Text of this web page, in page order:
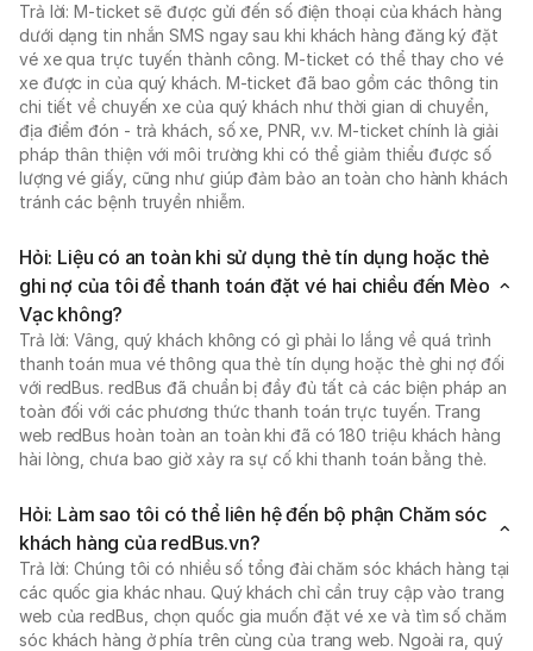
Trả lời: M-ticket sẽ được gửi đến số điện thoại của khách hàng
dưới dạng tin nhắn SMS ngay sau khi khách hàng đăng ký đặt
vé xe qua trực tuyến thành công. M-ticket có thể thay cho vé
xe được in của quý khách. M-ticket đã bao gồm các thông tin
chi tiết về chuyến xe của quý khách như thời gian di chuyển,
địa điểm đón - trả khách, số xe, PNR, v.v. M-ticket chính là giải
pháp thân thiện với môi trường khi có thể giảm thiểu được số
lượng vé giấy, cũng như giúp đảm bảo an toàn cho hành khách
tránh các bệnh truyền nhiễm.
Hỏi: Liệu có an toàn khi sử dụng thẻ tín dụng hoặc thẻ
ghi nợ của tôi để thanh toán đặt vé hai chiều đến Mèo
Vạc không?
Trả lời: Vâng, quý khách không có gì phải lo lắng về quá trình
thanh toán mua vé thông qua thẻ tín dụng hoặc thẻ ghi nợ đối
với redBus. redBus đã chuẩn bị đầy đủ tất cả các biện pháp an
toàn đối với các phương thức thanh toán trực tuyến. Trang
web redBus hoàn toàn an toàn khi đã có 180 triệu khách hàng
hài lòng, chưa bao giờ xảy ra sự cố khi thanh toán bằng thẻ.
Hỏi: Làm sao tôi có thể liên hệ đến bộ phận Chăm sóc
khách hàng của redBus.vn?
Trả lời: Chúng tôi có nhiều số tổng đài chăm sóc khách hàng tại
các quốc gia khác nhau. Quý khách chỉ cần truy cập vào trang
web của redBus, chọn quốc gia muốn đặt vé xe và tìm số chăm
sóc khách hàng ở phía trên cùng của trang web. Ngoài ra, quý